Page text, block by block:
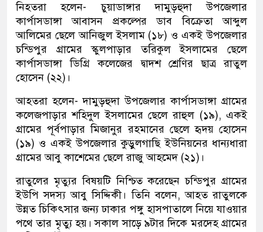
নিহতরা হলেন- চুয়াডাঙ্গার দামুড়হুদা উপজেলার
কার্পাসডাঙ্গা আবাসন প্রকল্পের ডাব বিক্রেতা আব্দুল
আলিমের ছেলে আনিজুল ইসলাম (১৮) ও একই উপজেলার
চন্ডিপুর গ্রামের স্কুলপাড়ার তরিকুল ইসলামের ছেলে
কার্পাসডাঙ্গা ডিগ্রি কলেজের দ্বাদশ শ্রেণির ছাত্র রাতুল
হোসেন (২২)।
আহতরা হলেন- দামুড়হুদা উপজেলার কার্পাসডাঙ্গা গ্রামের
কলেজপাড়ার শহিদুল ইসলামের ছেলে রাহুল (১৯), একই
গ্রামের পূর্বপাড়ার মিজানুর রহমানের ছেলে হৃদয় হোসেন
(১৯) ও একই উপজেলার কুড়ুলগাছি ইউনিয়নের ধান্যধারা
গ্রামের আবু কাশেমের ছেলে রাজু আহমেদ (২১)।
রাতুলের মৃত্যুর বিষয়টি নিশ্চিত করেছেন চন্ডিপুর গ্রামের
ইউপি সদস্য আবু সিদ্দিকী। তিনি বলেন, আহত রাতুলকে
উন্নত চিকিৎসার জন্য ঢাকার পঙ্গু হাসপাতালে নিয়ে যাওয়ার
পথে তার মৃত্যু হয়। সকাল সাড়ে ৯টার দিকে মরদেহ গ্রামের